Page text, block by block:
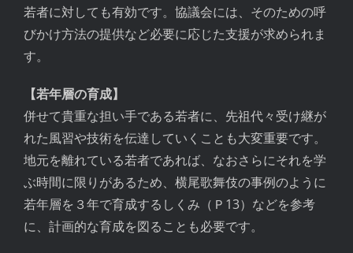
若者に対しても有効です。協議会には、そのための呼
びかけ方法の提供など必要に応じた支援が求められま
す。
【若年層の育成】
併せて貴重な担い手である若者に、先祖代々受け継が
れた風習や技術を伝達していくことも大変重要です。
地元を離れている若者であれば、なおさらにそれを学
ぶ時間に限りがあるため、横尾歌舞伎の事例のように
若年層を３年で育成するしくみ（Ｐ13）などを参考
に、計画的な育成を図ることも必要です。